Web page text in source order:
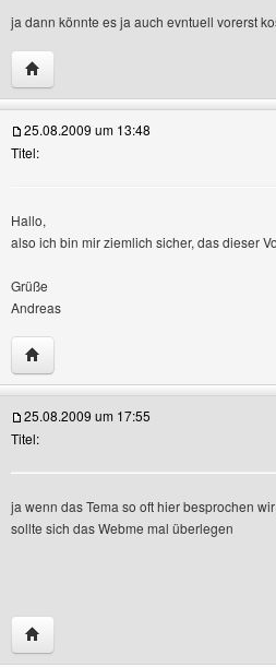
ja dann könnte es ja auch evntuell vorerst
Website dieses Benutzers besuchen:
Profile anzeigen
25.08.2009 um 13:48
Titel:
Hallo,
also ich bin mir ziemlich sicher, das dieser
Grüße
Andreas
Website dieses Benutzers
anzeigen
25.08.2009 um 17:55
Titel:
ja wenn das Tema so oft hier besprochen
sollte sich das Webme mal überlegen
Website dieses Benutzers besuchen: